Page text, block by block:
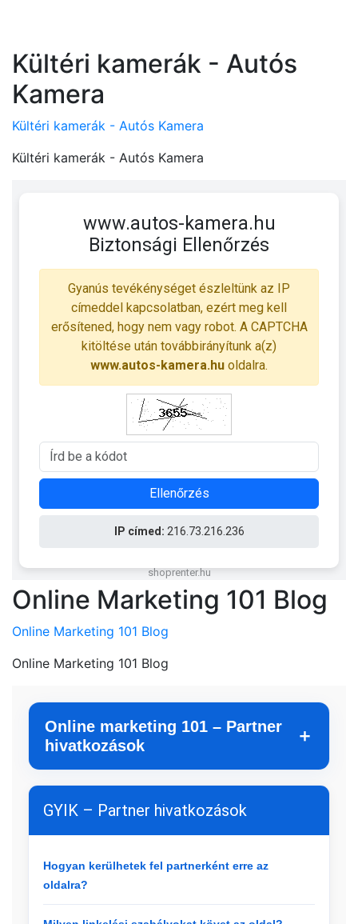
Kültéri kamerák - Autós
Kamera
Kültéri kamerák - Autós Kamera
Kültéri kamerák - Autós Kamera
Online Marketing 101 Blog
Online Marketing 101 Blog
Online Marketing 101 Blog